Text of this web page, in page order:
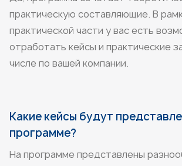
практическую составляющие. В
практической части у вас есть
отработать кейсы и практические
числе по вашей компании.
Какие кейсы будут
программе?
На программе представлены